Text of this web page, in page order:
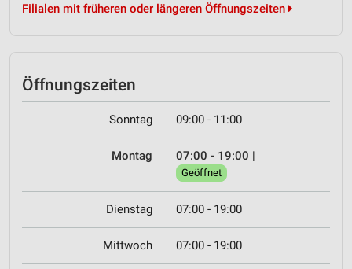
Filialen mit früheren oder längeren Öffnungszeiten
Öffnungszeiten
Sonntag 09:00 - 11:00
Montag 07:00 - 19:00 |
Geöffnet
Dienstag 07:00 - 19:00
Mittwoch 07:00 - 19:00